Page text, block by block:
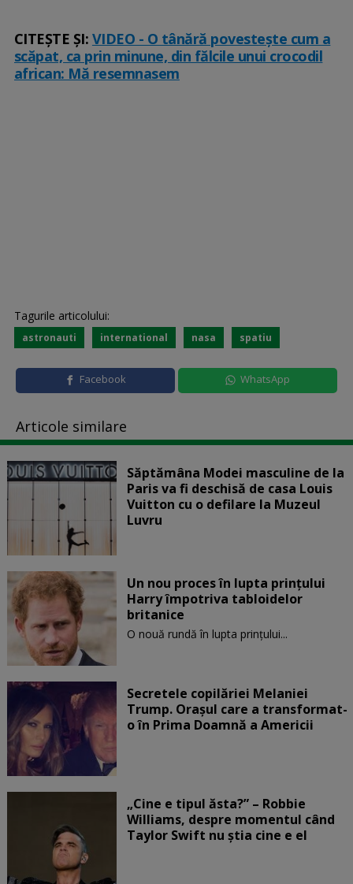
CITEȘTE ȘI: VIDEO - O tânără povestește cum a
scăpat, ca prin minune, din fălcile unui crocodil
african: Mă resemnasem
Tagurile articolului:
astronauti international nasa spatiu
Facebook WhatsApp
Articole similare
Săptămâna Modei masculine de la
Paris va fi deschisă de casa Louis
Vuitton cu o defilare la Muzeul
Luvru
Un nou proces în lupta prinţului
Harry împotriva tabloidelor
britanice
O nouă rundă în lupta prinţului...
Secretele copilăriei Melaniei
Trump. Orașul care a transformat-
o în Prima Doamnă a Americii
„Cine e tipul ăsta?” – Robbie
Williams, despre momentul când
Taylor Swift nu știa cine e el